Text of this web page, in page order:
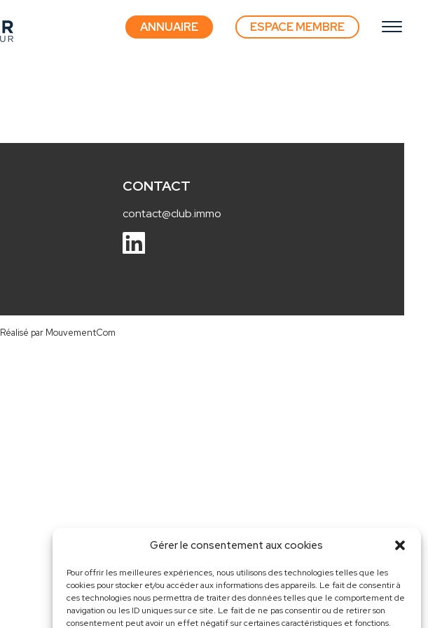
Gérer le consentement aux cookies
Pour offrir les meilleures expériences, nous utilisons des technologies telles que les
cookies pour stocker et/ou accéder aux informations des appareils. Le fait de consentir à
ces technologies nous permettra de traiter des données telles que le comportement de
navigation ou les ID uniques sur ce site. Le fait de ne pas consentir ou de retirer son
consentement peut avoir un effet négatif sur certaines caractéristiques et fonctions.
ANNUAIRE ESPACE MEMBRE
CONTACT
contact@club.immo
Réalisé par MouvementCom